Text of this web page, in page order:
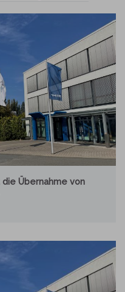
die Übernahme von